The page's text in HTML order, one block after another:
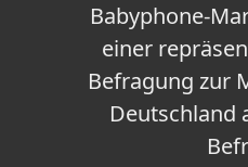
Babyphone-
einer
Befragung zur
Deutschland